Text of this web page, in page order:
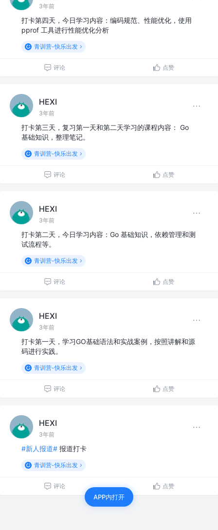
3年前
打卡第四天，今日学习内容：编码规范、性能优化，使用
pprof 工具进行性能优化分析
青训营-快乐出发
评论 点赞
HEXI
3年前
打卡第三天，复习第一天和第二天学习的课程内容： Go
基础知识，整理笔记。
青训营-快乐出发
评论 点赞
HEXI
3年前
打卡第二天，今日学习内容：Go 基础知识，依赖管理和测
试流程等。
青训营-快乐出发
评论 点赞
HEXI
3年前
打卡第一天，学习GO基础语法和实战案例，按照讲解和源
码进行实践。
青训营-快乐出发
评论 点赞
HEXI
3年前
#新人报道# 报道打卡
青训营-快乐出发
评论 点赞
APP内打开